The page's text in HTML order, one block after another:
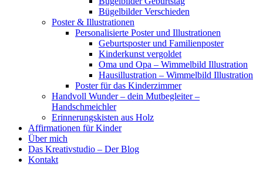
Bügelbilder Verschieden
Poster & Illustrationen
Personalisierte Poster und Illustrationen
Geburtsposter und Familienposter
Kinderkunst vergoldet
Oma und Opa – Wimmelbild Illustration
Hausillustration – Wimmelbild Illustration
Poster für das Kinderzimmer
Handvoll Wunder – dein Mutbegleiter –
Handschmeichler
Erinnerungskisten aus Holz
Affirmationen für Kinder
Über mich
Das Kreativstudio – Der Blog
Kontakt